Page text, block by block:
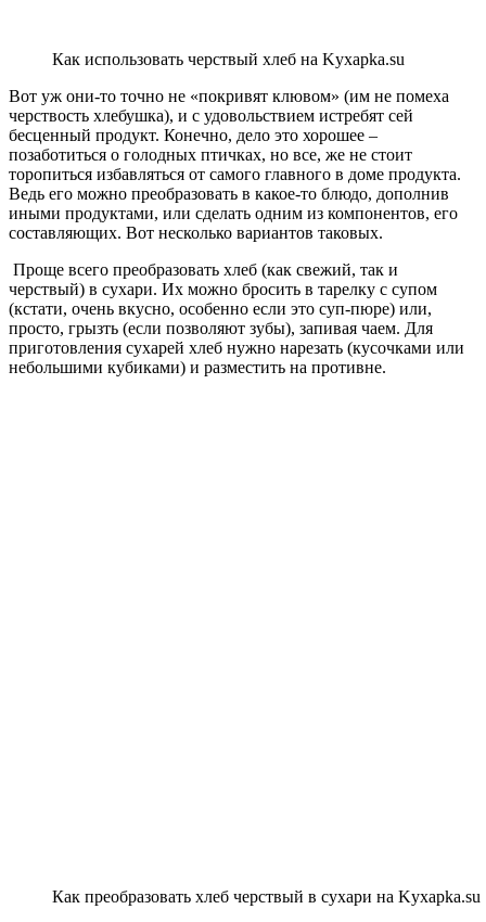
Как использовать черствый хлеб на Kyxapka.su
Вот уж они-то точно не «покривят клювом» (им не помеха
черствость хлебушка), и с удовольствием истребят сей
бесценный продукт. Конечно, дело это хорошее –
позаботиться о голодных птичках, но все, же не стоит
торопиться избавляться от самого главного в доме продукта.
Ведь его можно преобразовать в какое-то блюдо, дополнив
иными продуктами, или сделать одним из компонентов, его
составляющих. Вот несколько вариантов таковых.
Проще всего преобразовать хлеб (как свежий, так и
черствый) в сухари. Их можно бросить в тарелку с супом
(кстати, очень вкусно, особенно если это суп-пюре) или,
просто, грызть (если позволяют зубы), запивая чаем. Для
приготовления сухарей хлеб нужно нарезать (кусочками или
небольшими кубиками) и разместить на противне.
Как преобразовать хлеб черствый в сухари на Kyxapka.su